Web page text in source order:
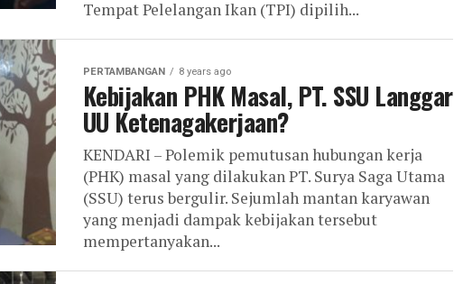
Tempat Pelelangan Ikan (TPI) dipilih...
PERTAMBANGAN 8 years ago
Kebijakan PHK Masal, PT. SSU Langgar
UU Ketenagakerjaan?
KENDARI – Polemik pemutusan hubungan kerja
(PHK) masal yang dilakukan PT. Surya Saga Utama
(SSU) terus bergulir. Sejumlah mantan karyawan
yang menjadi dampak kebijakan tersebut
mempertanyakan...